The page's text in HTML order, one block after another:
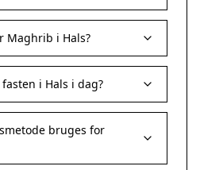
Maghrib i Hals?
i Hals i dag?
bruges for